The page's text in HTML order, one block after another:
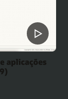
aplicações